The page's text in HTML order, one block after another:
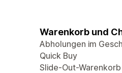
Warenkorb und
Abholungen im
Quick Buy
Slide-Out-Warenkorb